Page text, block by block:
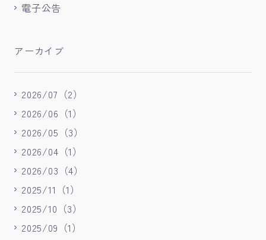
電子公告
アーカイブ
2026/07（2）
2026/06（1）
2026/05（3）
2026/04（1）
2026/03（4）
2025/11（1）
2025/10（3）
2025/09（1）